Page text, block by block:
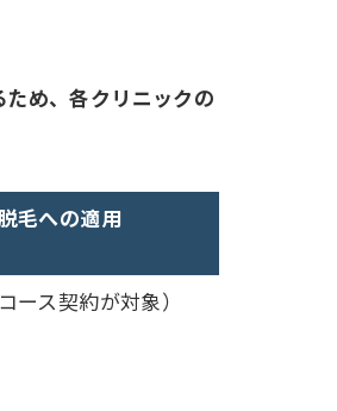
め、各クリニックの
毛への適用
ース契約が対象）